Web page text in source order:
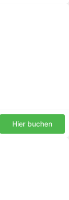
Hier buchen